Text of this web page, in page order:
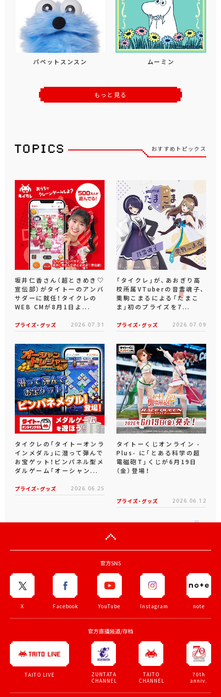
パペットスンスン ムーミン
もっと見る
おすすめトピックス
坂井仁香さん（超ときめき♡
宣伝部）がタイトーのアンバ
サダーに就任！タイクレの
WEB CMが8月1日よ...
プライズ・グッズ 2026.07.31
「タイクレ」が、あおぎり高
校所属VTuberの音霊魂子、
栗駒こまるによる「たまこ
ま」初のプライズを7...
プライズ・グッズ 2026.07.09
タイクレの「タイトーオンラ
インメダル」に潜って弾んで
お宝ゲット！ピンパネル型メ
ダルゲーム「オーシャン...
プライズ・グッズ 2026.06.25
タイトーくじオンライン -
Plus- に「とある科学の超
電磁砲T」くじが6月19日
（金）登場！
プライズ・グッズ 2026.06.12
官方SNS
X Facebook YouTube Instagram note
官方直播频道/存档
TAITO LIVE
ZUNTATA
CHANNEL
TAITO
CHANNEL
70th
anniv.